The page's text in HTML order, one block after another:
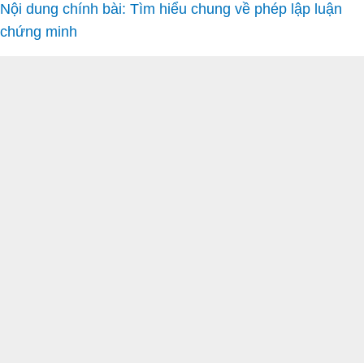
Nội dung chính bài: Tìm hiểu chung về phép lập luận
chứng minh